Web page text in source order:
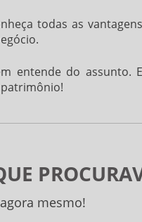
todas as
entende do assunto.
mesmo!